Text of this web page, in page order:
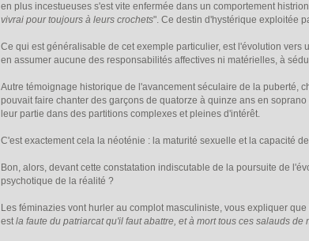
en plus incestueuses s'est vite enfermée dans un comportement
vivrai pour toujours à leurs crochets". Ce destin d'hystérique exploitée
Ce qui est généralisable de cet exemple particulier, est l'évolution
en assumer aucune des responsabilités affectives ni matérielles, à
Autre témoignage historique de l'avancement séculaire de la puberté,
pouvait faire chanter des garçons de quatorze à quinze ans en
leur partie dans des partitions complexes et pleines d'intérêt.
C'est exactement cela la néoténie : la maturité sexuelle et la capacité
Bon, alors, devant cette constatation indiscutable de la poursuite de
psychotique de la réalité ?
Les féminazies vont hurler au complot masculiniste, vous expliquer
estla faute du patriarcat qu'il faut abattre, et à mort tous ces salauds de